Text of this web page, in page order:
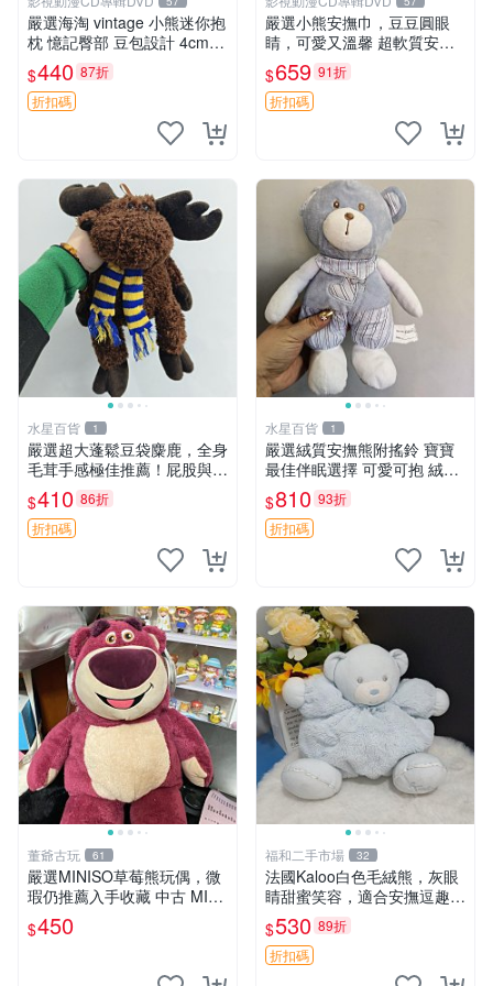
嚴選海淘 vintage 小熊迷你抱
枕 憶記臀部 豆包設計 4cm
高 推薦收藏 迷你豆包小熊、
高臀部、豆袋抱枕
$440 87折
折扣碼
嚴選小熊安撫巾，豆豆圓眼
睛，可愛又溫馨 超軟質安撫
巾，豆豆設計，哄睡好幫手
約克豆豆眼安撫巾 數碼豆豆
眼
$659 91折
折扣碼
水星百貨 1
嚴選超大蓬鬆豆袋麋鹿，全身
毛茸手感極佳推薦！屁股與四
肢填充均勻，適合收藏與孩童
共賞。 麋鹿 豆袋 毛茸玩具
$410 86折
折扣碼
水星百貨 1
嚴選絨質安撫熊附搖鈴 寶寶
最佳伴眠選擇 可愛可抱 絨毛
玩具 安撫熊 嬰兒用
$810 93折
折扣碼
董爺古玩 61
嚴選MINISO草莓熊玩偶，微
瑕仍推薦入手收藏 中古 MINI
SO 草莓熊 玩具 收藏
$450
福和二手市場 32
法國Kaloo白色毛絨熊，灰眼
睛甜蜜笑容，適合安撫逗趣可
愛，柔軟面料手感佳。14 白
色安撫熊 毛絨玩具 寶寶逗樂
具
$530 89折
折扣碼